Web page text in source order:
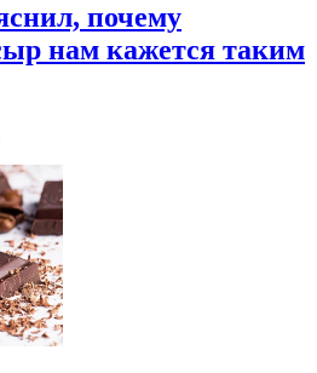
почему
нам кажется таким